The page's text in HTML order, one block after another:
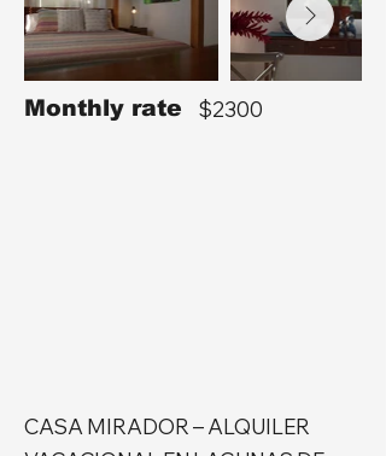
Monthly rate $2300
CASA MIRADOR – ALQUILER